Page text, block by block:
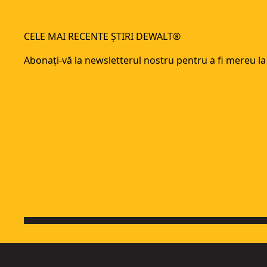
PTB-Pro Placate cu Zinc (M8 x 155 mm) (50 PK)
PTB-Pro Placate cu Zinc (M6 x 85 mm) (100 PK) - SKU:
CELE MAI RECENTE ȘTIRI DEWALT®
Abonați-vă la newsletterul nostru pentru a fi mereu